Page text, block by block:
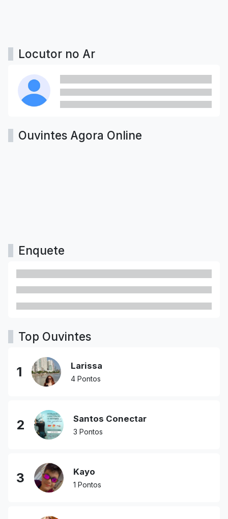
Locutor no Ar
Ouvintes Agora Online
Enquete
Top Ouvintes
1 Larissa
4 Pontos
2 Santos Conectar
3 Pontos
3 Kayo
1 Pontos